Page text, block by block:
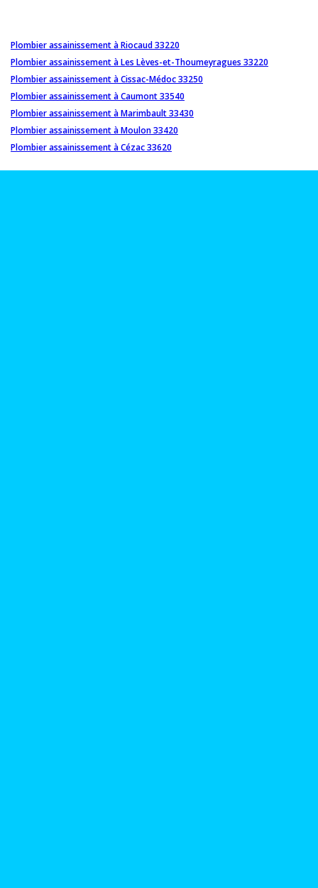
Plombier assainissement à Riocaud 33220
Plombier assainissement à Les Lèves-et-Thoumeyragues 33220
Plombier assainissement à Cissac-Médoc 33250
Plombier assainissement à Caumont 33540
Plombier assainissement à Marimbault 33430
Plombier assainissement à Moulon 33420
Plombier assainissement à Cézac 33620